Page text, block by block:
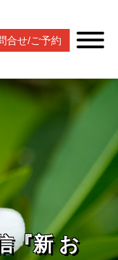
合せ/ご予約
『新 お